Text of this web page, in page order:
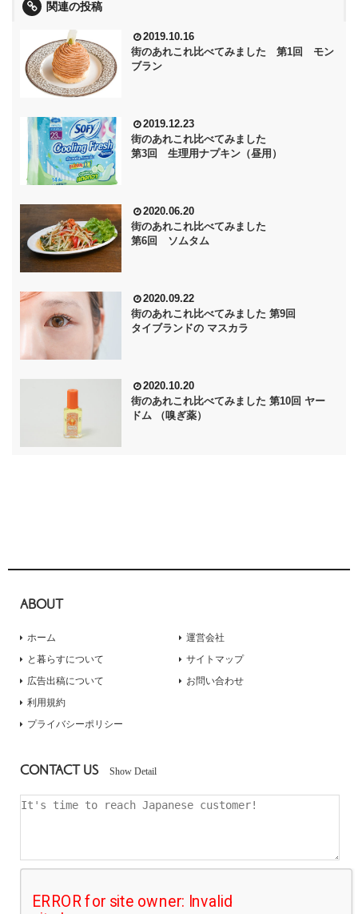
関連の投稿
2019.10.16
街のあれこれ比べてみました 第1回 モン
ブラン
2019.12.23
街のあれこれ比べてみました
第3回 生理用ナプキン（昼用）
2020.06.20
街のあれこれ比べてみました
第6回 ソムタム
2020.09.22
街のあれこれ比べてみました 第9回
タイブランドの マスカラ
2020.10.20
街のあれこれ比べてみました 第10回 ヤー
ドム （嗅ぎ薬）
ABOUT
ホーム
と暮らすについて
広告出稿について
運営会社
サイトマップ
お問い合わせ
利用規約
プライバシーポリシー
CONTACT US Show Detail